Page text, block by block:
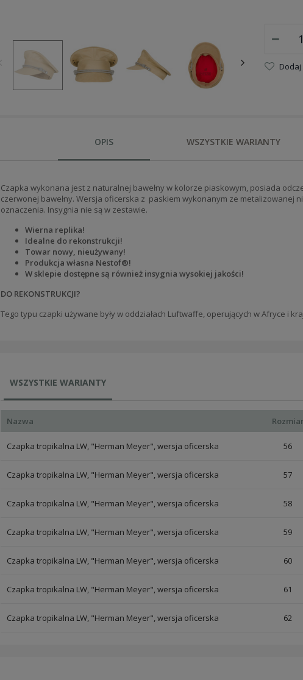
OPIS WSZYSTKIE WARIANTY
Czapka wykonana jest z naturalnej bawełny w kolorze piaskowym, posiada
czerwonej bawełny. Wersja oficerska z paskiem wykonanym ze metalizowanej
oznaczenia. Insygnia nie są w zestawie.
Wierna replika!
Idealne do rekonstrukcji!
Towar nowy, nieużywany!
Produkcja własna Nestof®!
W sklepie dostępne są również insygnia wysokiej jakości!
DO REKONSTRUKCJI?
Tego typu czapki używane były w oddziałach Luftwaffe, operujących w Afryce i
WSZYSTKIE WARIANTY
Nazwa Rozmiar
Czapka tropikalna LW, "Herman Meyer", wersja oficerska 56
Czapka tropikalna LW, "Herman Meyer", wersja oficerska 57
Czapka tropikalna LW, "Herman Meyer", wersja oficerska 58
Czapka tropikalna LW, "Herman Meyer", wersja oficerska 59
Czapka tropikalna LW, "Herman Meyer", wersja oficerska 60
Czapka tropikalna LW, "Herman Meyer", wersja oficerska 61
Czapka tropikalna LW, "Herman Meyer", wersja oficerska 62